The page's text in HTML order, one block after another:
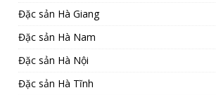
Đặc sản Hà Giang
Đặc sản Hà Nam
Đặc sản Hà Nội
Đặc sản Hà Tĩnh